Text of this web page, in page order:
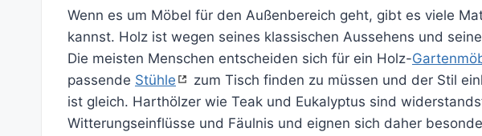
Wenn es um Möbel für den Außenbereich geht, gibt es viele
kannst. Holz ist wegen seines klassischen Aussehens und
Die meisten Menschen entscheiden sich für ein Holz-
passende Stühle
zum Tisch finden zu müssen und der Stil
ist gleich. Harthölzer wie Teak und Eukalyptus sind
Witterungseinflüsse und Fäulnis und eignen sich daher